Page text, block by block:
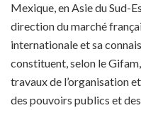
Mexique, en Asie du Sud-
direction du marché
internationale et sa
constituent, selon le
travaux de l’organisation
des pouvoirs publics et